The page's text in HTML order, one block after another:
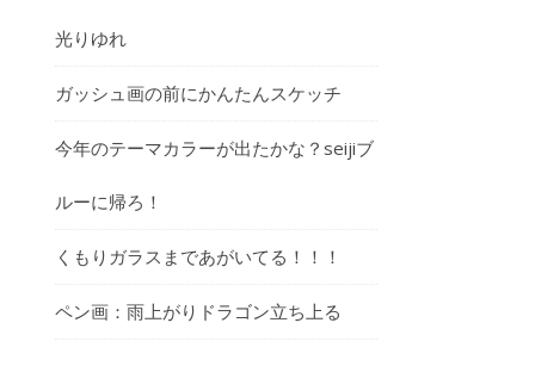
光りゆれ
ガッシュ画の前にかんたんスケッチ
今年のテーマカラーが出たかな？seijiブ
ルーに帰ろ！
くもりガラスまであがいてる！！！
ペン画：雨上がりドラゴン立ち上る